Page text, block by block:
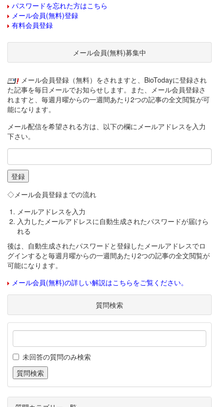
パスワードを忘れた方はこちら
メール会員(無料)登録
有料会員登録
メール会員(無料)募集中
メール会員登録（無料）をされますと、BioTodayに登録され
た記事を毎日メールでお知らせします。また、メール会員登録さ
れますと、毎週月曜からの一週間あたり2つの記事の全文閲覧が可
能になります。
メール配信を希望される方は、以下の欄にメールアドレスを入力
下さい。
◇メール会員登録までの流れ
メールアドレスを入力
入力したメールアドレスに自動生成されたパスワードが届けら
れる
後は、自動生成されたパスワードと登録したメールアドレスでロ
グインすると毎週月曜からの一週間あたり2つの記事の全文閲覧が
可能になります。
メール会員(無料)の詳しい解説はこちらをご覧ください。
質問検索
未回答の質問のみ検索